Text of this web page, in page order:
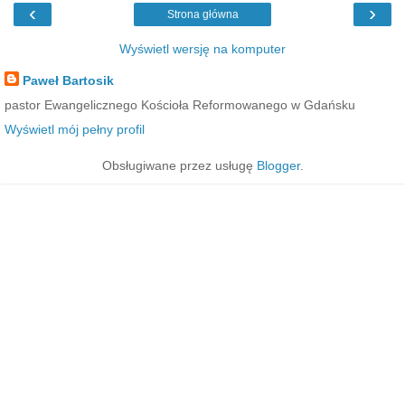
‹ ›
Strona główna
Wyświetl wersję na komputer
Paweł Bartosik
pastor Ewangelicznego Kościoła Reformowanego w Gdańsku
Wyświetl mój pełny profil
Obsługiwane przez usługę Blogger.